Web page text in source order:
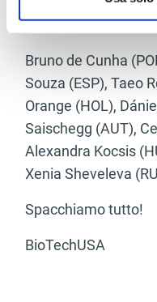
Altri atleti invece
Bruno de Cunha
Souza (ESP), Taeo
Orange (HOL),
Saischegg (AUT),
Alexandra Kocsis
Xenia Sheveleva
Spacchiamo tutto!
BioTechUSA